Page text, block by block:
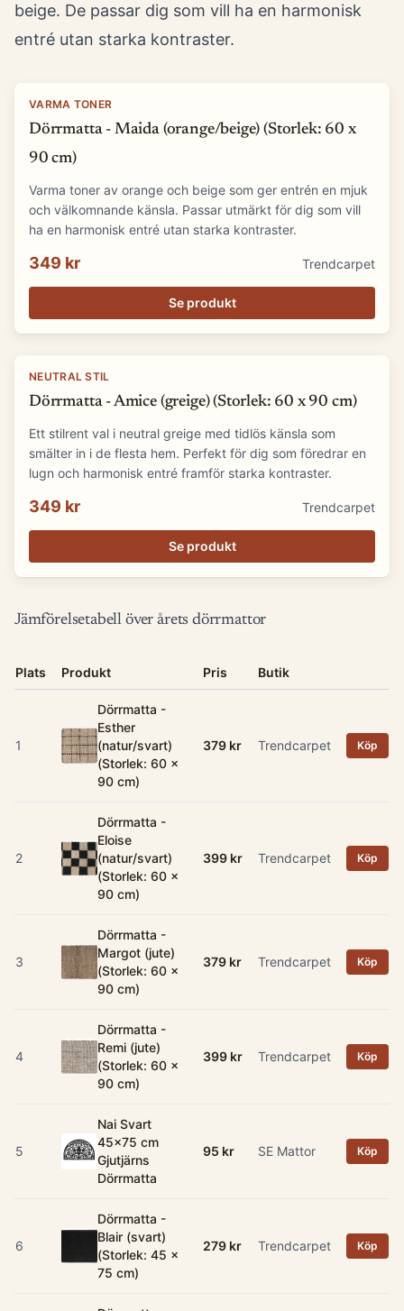
beige. De passar dig som vill ha en harmonisk
entré utan starka kontraster.
VARMA TONER
Dörrmatta - Maida (orange/beige) (Storlek: 60 x
90 cm)
Varma toner av orange och beige som ger entrén en mjuk
och välkomnande känsla. Passar utmärkt för dig som vill
ha en harmonisk entré utan starka kontraster.
349 kr Trendcarpet
Se produkt
NEUTRAL STIL
Dörrmatta - Amice (greige) (Storlek: 60 x 90 cm)
Ett stilrent val i neutral greige med tidlös känsla som
smälter in i de flesta hem. Perfekt för dig som föredrar en
lugn och harmonisk entré framför starka kontraster.
349 kr Trendcarpet
Se produkt
Jämförelsetabell över årets dörrmattor
Plats Produkt Pris Butik
1
Dörrmatta -
Esther
(natur/svart)
(Storlek: 60 x
90 cm)
379 kr Trendcarpet Köp
2
Dörrmatta -
Eloise
(natur/svart)
(Storlek: 60 x
90 cm)
399 kr Trendcarpet Köp
3
Dörrmatta -
Margot (jute)
(Storlek: 60 x
90 cm)
379 kr Trendcarpet Köp
4
Dörrmatta -
Remi (jute)
(Storlek: 60 x
90 cm)
399 kr Trendcarpet Köp
5
Nai Svart
45x75 cm
Gjutjärns
Dörrmatta
95 kr SE Mattor Köp
6
Dörrmatta -
Blair (svart)
(Storlek: 45 x
75 cm)
279 kr Trendcarpet Köp